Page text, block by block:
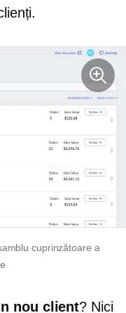
cuprinzătoare a
nou client? Nici